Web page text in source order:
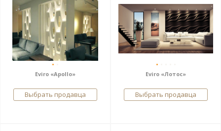
Eviro «Apollo»
Выбрать продавца
Eviro «Лотос»
Выбрать продавца